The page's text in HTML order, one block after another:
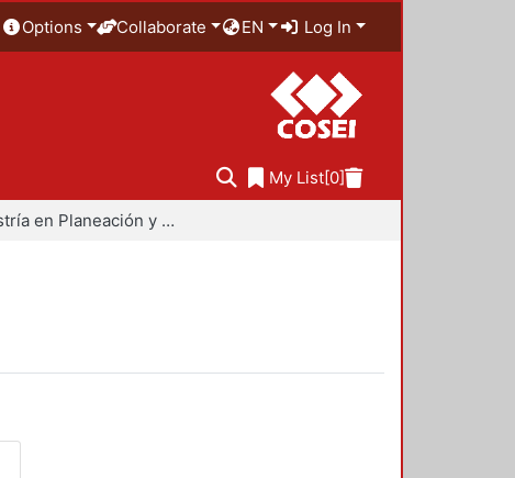
Options Collaborate EN Log In
My List[0]
Maestría en Planeación y Políticas Metropolitanas